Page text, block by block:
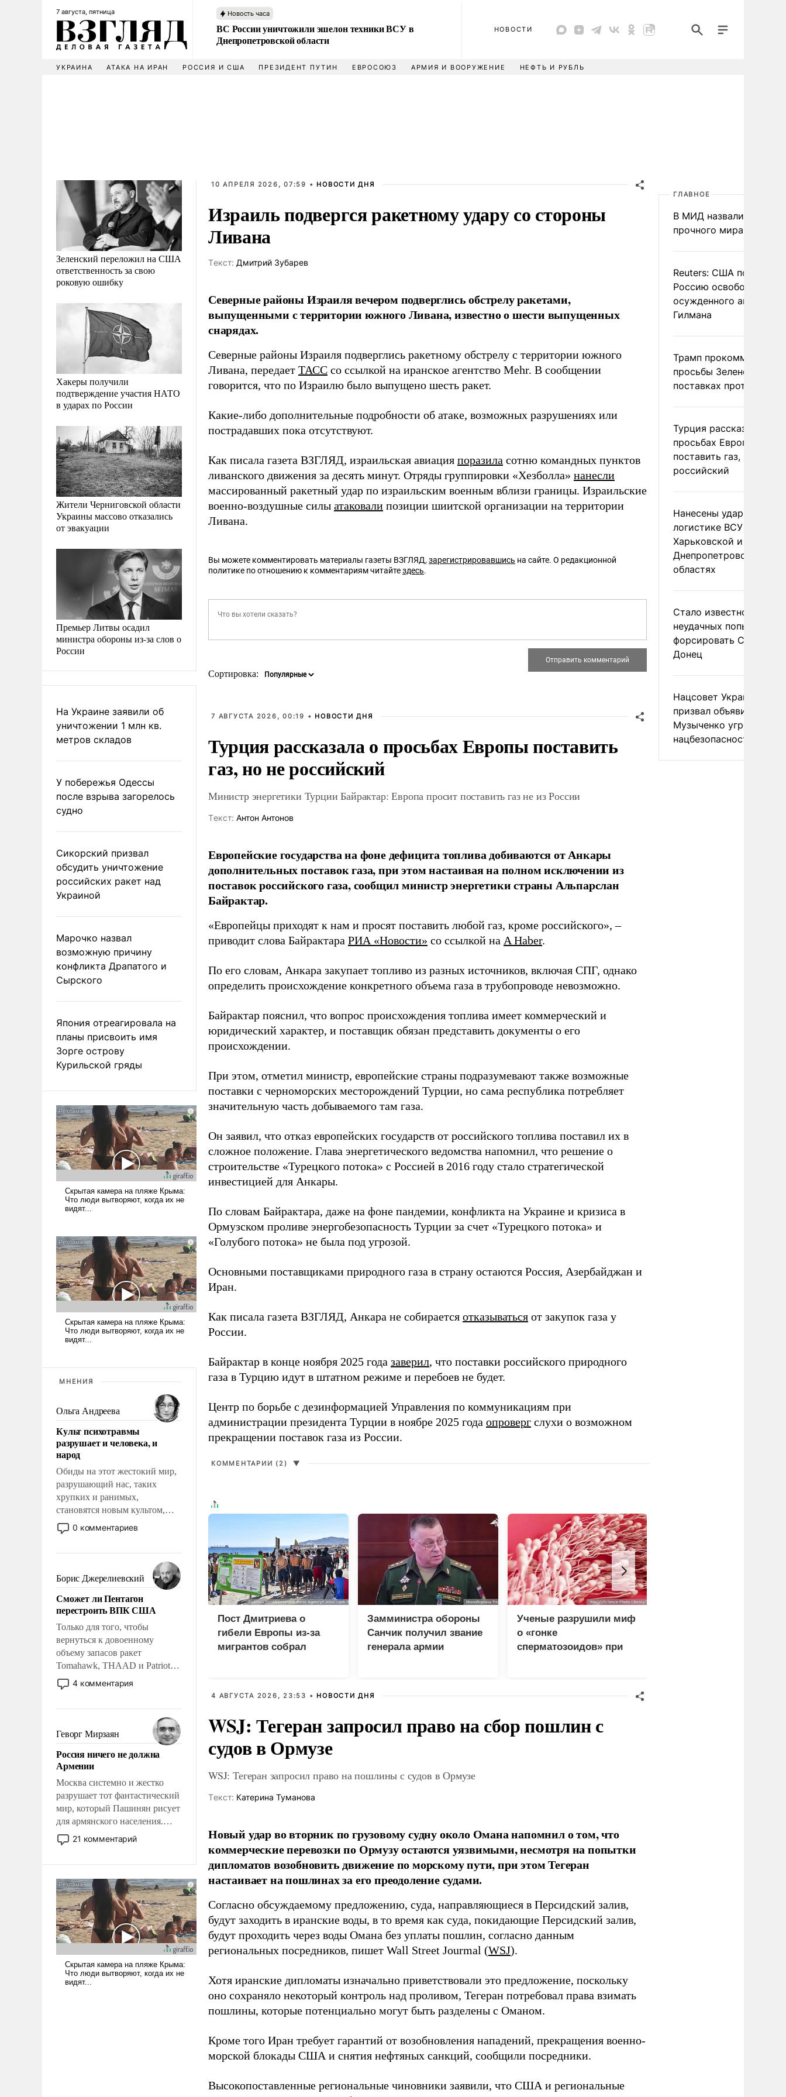
7 августа, пятница Новость часа
ВС России уничтожили эшелон техники ВСУ в
Днепропетровской области
НОВОСТИ
УКРАИНА АТАКА НА ИРАН РОССИЯ И США ПРЕЗИДЕНТ ПУТИН ЕВРОСОЮЗ АРМИЯ И ВООРУЖЕНИЕ НЕФТЬ И РУБЛЬ
Зеленский переложил на США
ответственность за свою
роковую ошибку
Хакеры получили
подтверждение участия НАТО
в ударах по России
Жители Черниговской области
Украины массово отказались
от эвакуации
Премьер Литвы осадил
министра обороны из-за слов о
России
На Украине заявили об
уничтожении 1 млн кв.
метров складов
У побережья Одессы
после взрыва загорелось
судно
Сикорский призвал
обсудить уничтожение
российских ракет над
Украиной
Марочко назвал
возможную причину
конфликта Драпатого и
Сырского
Япония отреагировала на
планы присвоить имя
Зорге острову
Курильской гряды
МНЕНИЯ
Ольга Андреева
Культ психотравмы
разрушает и человека, и
народ
Обиды на этот жестокий мир,
разрушающий нас, таких
хрупких и ранимых,
становятся новым культом,
постепенно вытесняя и
отменяя традиционное
мужественным и твердым под
ударами судьбы, брать на себя
ответственность, помогать
слабым, идти вперед и
адаптироваться.
0 комментариев
Борис Джерелиевский
Сможет ли Пентагон
перестроить ВПК США
Только для того, чтобы
вернуться к довоенному
объему запасов ракет
Tomahawk, THAAD и Patriot
США потребуется более трех
лет. Даже небольшая война с
Сложившаяся ситуация
означает многолетний период
уязвимости США, например,
перед Китаем.
4 комментария
Геворг Мирзаян
Россия ничего не должна
Армении
Москва системно и жестко
разрушает тот фантастический
мир, который Пашинян рисует
для армянского населения.
Мир, где политические
прожекты будут безусловно
налогоплательщиков и где
Еревану за свои поступки не
нужно отвечать.
21 комментарий
10 АПРЕЛЯ 2026, 07:59 • НОВОСТИ ДНЯ
Израиль подвергся ракетному удару со стороны
Ливана
Tекст: Дмитрий Зубарев
Северные районы Израиля вечером подверглись обстрелу ракетами,
выпущенными с территории южного Ливана, известно о шести выпущенных
снарядах.
Северные районы Израиля подверглись ракетному обстрелу с территории южного
Ливана, передает ТАСС со ссылкой на иранское агентство Mehr. В сообщении
говорится, что по Израилю было выпущено шесть ракет.
Какие-либо дополнительные подробности об атаке, возможных разрушениях или
пострадавших пока отсутствуют.
Как писала газета ВЗГЛЯД, израильская авиация поразила сотню командных пунктов
ливанского движения за десять минут. Отряды группировки «Хезболла» нанесли
массированный ракетный удар по израильским военным вблизи границы. Израильские
военно-воздушные силы атаковали позиции шиитской организации на территории
Ливана.
Вы можете комментировать материалы газеты ВЗГЛЯД, зарегистрировавшись на сайте. О редакционной
политике по отношению к комментариям читайтездесь.
Сортировка:
7 АВГУСТА 2026, 00:19 • НОВОСТИ ДНЯ
Турция рассказала о просьбах Европы поставить
газ, но не российский
Министр энергетики Турции Байрактар: Европа просит поставить газ не из России
Tекст: Антон Антонов
Европейские государства на фоне дефицита топлива добиваются от Анкары
дополнительных поставок газа, при этом настаивая на полном исключении из
поставок российского газа, сообщил министр энергетики страны Альпарслан
Байрактар.
«Европейцы приходят к нам и просят поставить любой газ, кроме российского», –
приводит слова Байрактара РИА «Новости» со ссылкой на A Haber.
По его словам, Анкара закупает топливо из разных источников, включая СПГ, однако
определить происхождение конкретного объема газа в трубопроводе невозможно.
Байрактар пояснил, что вопрос происхождения топлива имеет коммерческий и
юридический характер, и поставщик обязан представить документы о его
происхождении.
При этом, отметил министр, европейские страны подразумевают также возможные
поставки с черноморских месторождений Турции, но сама республика потребляет
значительную часть добываемого там газа.
Он заявил, что отказ европейских государств от российского топлива поставил их в
сложное положение. Глава энергетического ведомства напомнил, что решение о
строительстве «Турецкого потока» с Россией в 2016 году стало стратегической
инвестицией для Анкары.
По словам Байрактара, даже на фоне пандемии, конфликта на Украине и кризиса в
Ормузском проливе энергобезопасность Турции за счет «Турецкого потока» и
«Голубого потока» не была под угрозой.
Основными поставщиками природного газа в страну остаются Россия, Азербайджан и
Иран.
Как писала газета ВЗГЛЯД, Анкара не собирается отказываться от закупок газа у
России.
Байрактар в конце ноября 2025 года заверил, что поставки российского природного
газа в Турцию идут в штатном режиме и перебоев не будет.
Центр по борьбе с дезинформацией Управления по коммуникациям при
администрации президента Турции в ноябре 2025 года опроверг слухи о возможном
прекращении поставок газа из России.
КОММЕНТАРИИ (2) ▼
Пост Дмитриева о
гибели Европы из-за
мигрантов собрал
Замминистра обороны
Санчик получил звание
генерала армии
Ученые разрушили миф
о «гонке
сперматозоидов» при
4 АВГУСТА 2026, 23:53 • НОВОСТИ ДНЯ
WSJ: Тегеран запросил право на сбор пошлин с
судов в Ормузе
WSJ: Тегеран запросил право на пошлины с судов в Ормузе
Tекст: Катерина Туманова
Новый удар во вторник по грузовому судну около Омана напомнил о том, что
коммерческие перевозки по Ормузу остаются уязвимыми, несмотря на попытки
дипломатов возобновить движение по морскому пути, при этом Тегеран
настаивает на пошлинах за его преодоление судами.
Согласно обсуждаемому предложению, суда, направляющиеся в Персидский залив,
будут заходить в иранские воды, в то время как суда, покидающие Персидский залив,
будут проходить через воды Омана без уплаты пошлин, согласно данным
региональных посредников, пишет Wall Street Jourmal (WSJ).
Хотя иранские дипломаты изначально приветствовали это предложение, поскольку
оно сохраняло некоторый контроль над проливом, Тегеран потребовал права взимать
пошлины, которые потенциально могут быть разделены с Оманом.
Кроме того Иран требует гарантий от возобновления нападений, прекращения военно-
морской блокады США и снятия нефтяных санкций, сообщили посредники.
Высокопоставленные региональные чиновники заявили, что США и региональные
ГЛАВНОЕ
В МИД назвали условия
прочного мира на
Reuters: США
Россию освободить
осужденного
Гилмана
Трамп
просьбы Зеленского о
поставках
Турция рассказала о
просьбах Европы
поставить газ, но не
российский
Нанесены удары по
логистике ВСУ в
Харьковской и
Днепропетровской
областях
Стало известно о
неудачных попытках
форсировать
Донец
Нацсовет Украины по
призвал объявить
Музыченко угрозой
нацбезопасности